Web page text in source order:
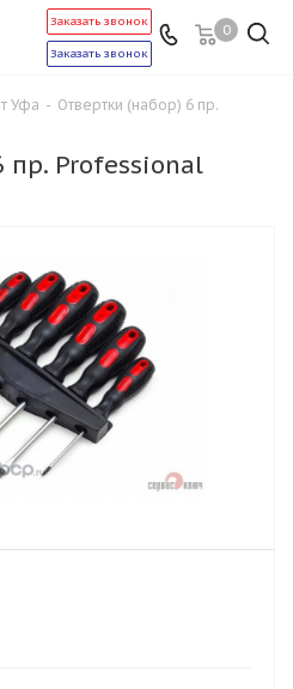
0
Заказать звонок
Заказать звонок
Уфа - Отвертки (набор) 6 пр.
пр. Professional